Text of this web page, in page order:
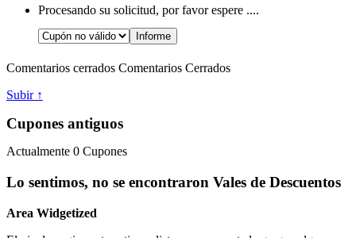
Procesando su solicitud, por favor espere ....
Comentarios cerrados Comentarios Cerrados
Subir ↑
Cupones antiguos
Actualmente 0 Cupones
Lo sentimos, no se encontraron Vales de Descuentos
Area Widgetized